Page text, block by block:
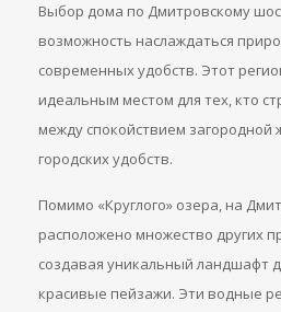
Выбор дома по Дмитровскому
возможность наслаждаться
современных удобств. Этот
идеальным местом для тех, кто
между спокойствием загородной
городских удобств.
Помимо «Круглого» озера, на
расположено множество других
создавая уникальный ландшафт
красивые пейзажи. Эти водные